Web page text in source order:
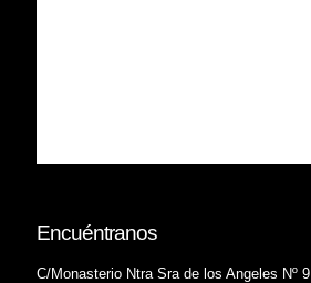
Encuéntranos
C/Monasterio Ntra Sra de los Angeles Nº 9